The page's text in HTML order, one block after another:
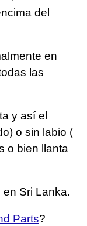
del
en
las
y así el
o sin labio (
o bien llanta
Sri Lanka.
Parts?